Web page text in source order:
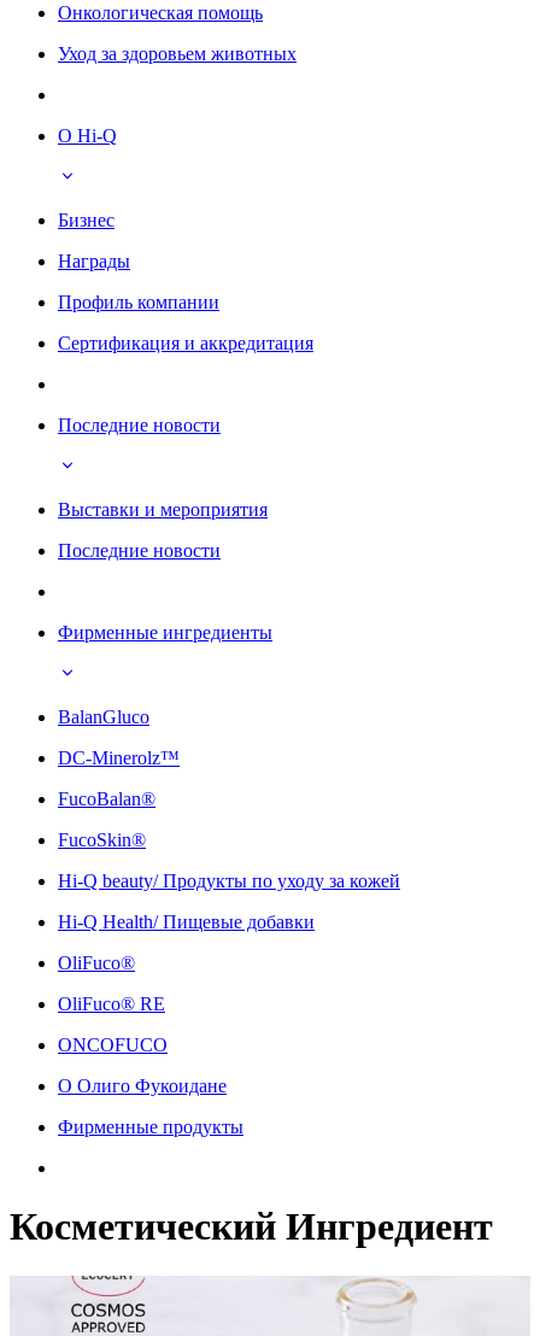
Онкологическая помощь
Уход за здоровьем животных
О Hi-Q
Бизнес
Награды
Профиль компании
Сертификация и аккредитация
Последние новости
Выставки и мероприятия
Последние новости
Фирменные ингредиенты
BalanGluco
DC-Minerolz™
FucoBalan®
FucoSkin®
Hi-Q beauty/ Продукты по уходу за кожей
Hi-Q Health/ Пищевые добавки
OliFuco®
OliFuco® RE
ONCOFUCO
О Олиго Фукоидане
Фирменные продукты
Косметический Ингредиент